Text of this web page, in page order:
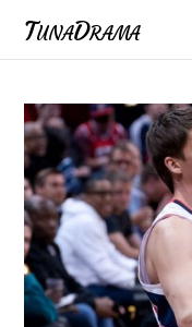
TunaDrama